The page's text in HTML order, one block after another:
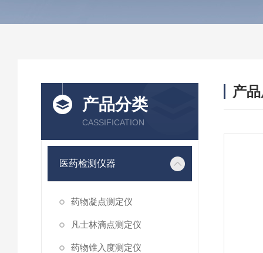
产品分类
CASSIFICATION
医药检测仪器
药物凝点测定仪
凡士林滴点测定仪
药物锥入度测定仪
产